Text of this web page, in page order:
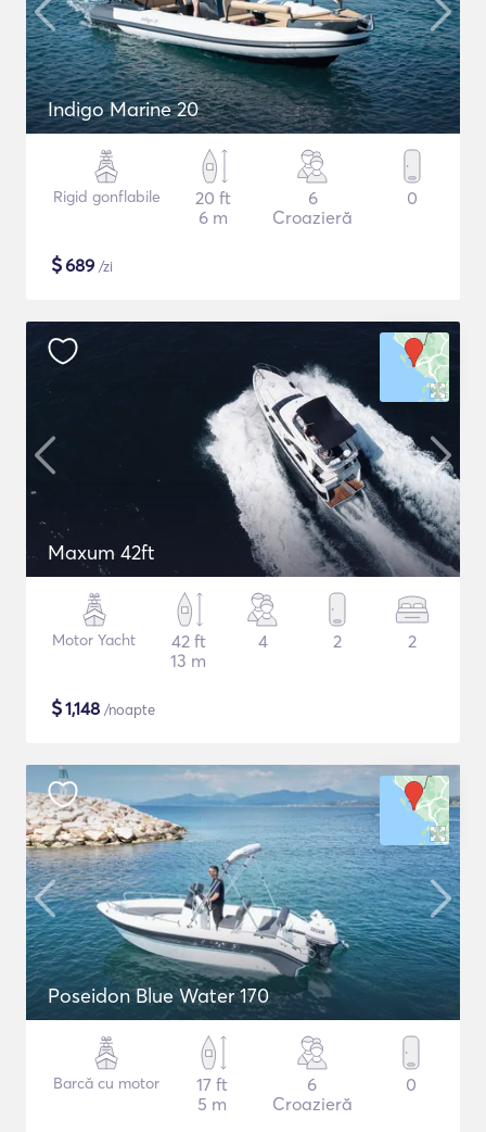
Indigo Marine 20
Rigid gonflabile
20 ft
6 m
6
Croazieră
0
$689 /zi
Maxum 42ft
Motor Yacht
42 ft
13 m
4 2 2
$1,148 /noapte
Poseidon Blue Water 170
Barcă cu motor
17 ft
5 m
6
Croazieră
0